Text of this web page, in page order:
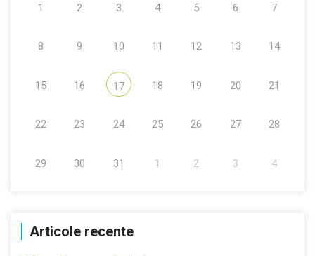
1 2 3 4 5 6 7
8 9 10 11 12 13 14
15 16 17 18 19 20 21
22 23 24 25 26 27 28
29 30 31 1 2 3 4
Articole recente